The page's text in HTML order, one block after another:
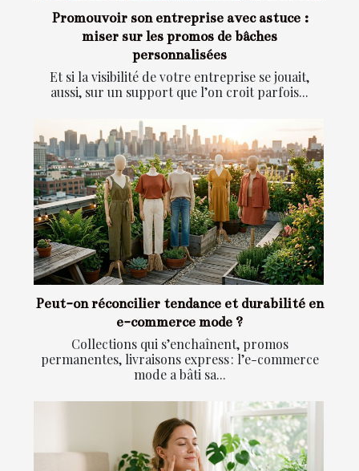
Promouvoir son entreprise avec astuce :
miser sur les promos de bâches
personnalisées
Et si la visibilité de votre entreprise se jouait,
aussi, sur un support que l’on croit parfois...
Peut-on réconcilier tendance et durabilité en
e-commerce mode ?
Collections qui s’enchaînent, promos
permanentes, livraisons express : l’e-commerce
mode a bâti sa...